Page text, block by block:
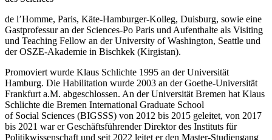
de l’Homme, Paris, Käte-Hamburger-Kolleg, Duisburg, sowie eine
Gastprofessur an der Sciences-Po Paris und Aufenthalte als Visiting
und Teaching Fellow an der University of Washington, Seattle und
der OSZE-Akademie in Bischkek (Kirgistan).
Promoviert wurde Klaus Schlichte 1995 an der Universität
Hamburg. Die Habilitation wurde 2003 an der Goethe-Universität
Frankfurt a.M. abgeschlossen. An der Universität Bremen hat Klaus
Schlichte die Bremen International Graduate School
of Social Sciences (BIGSSS) von 2012 bis 2015 geleitet, von 2017
bis 2021 war er Geschäftsführender Direktor des Instituts für
Politikwissenschaft und seit 2022 leitet er den Master-Studiengang